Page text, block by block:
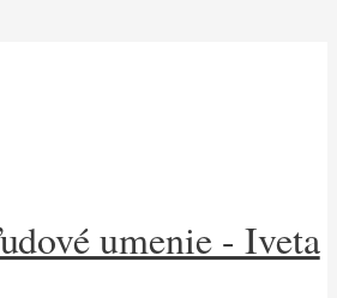
umenie - Iveta